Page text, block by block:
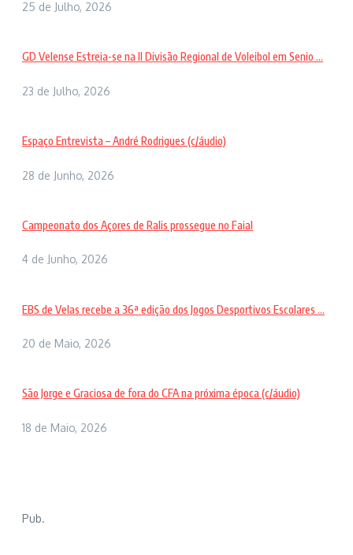
25 de Julho, 2026
GD Velense Estreia-se na II Divisão Regional de Voleibol em Senio ...
23 de Julho, 2026
Espaço Entrevista – André Rodrigues (c/áudio)
28 de Junho, 2026
Campeonato dos Açores de Ralis prossegue no Faial
4 de Junho, 2026
EBS de Velas recebe a 36ª edição dos Jogos Desportivos Escolares ...
20 de Maio, 2026
São Jorge e Graciosa de fora do CFA na próxima época (c/áudio)
18 de Maio, 2026
Pub.